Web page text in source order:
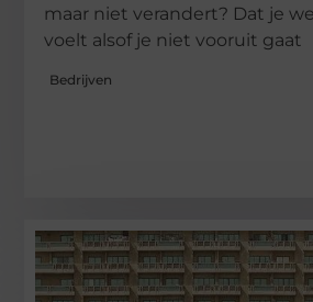
maar niet verandert? Dat je
voelt alsof je niet vooruit gaat
Bedrijven